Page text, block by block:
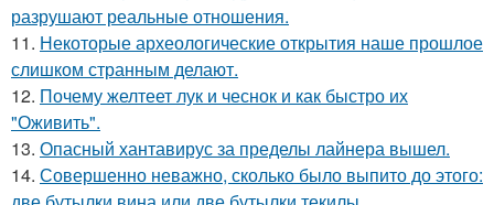
разрушают реальные отношения.
11. Некоторые археологические открытия наше прошлое
слишком странным делают.
12. Почему желтеет лук и чеснок и как быстро их
"Оживить".
13. Опасный хантавирус за пределы лайнера вышел.
14. Совершенно неважно, сколько было выпито до этого: